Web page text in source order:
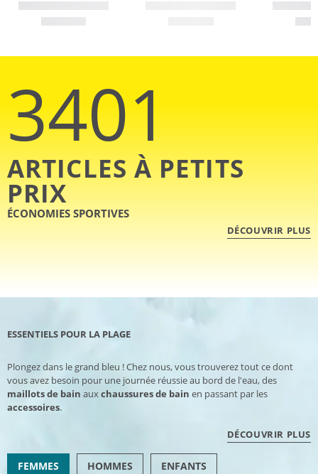
3401
ARTICLES À PETITS
PRIX
ÉCONOMIES SPORTIVES
DÉCOUVRIR PLUS
ESSENTIELS POUR LA PLAGE
Plongez dans le grand bleu ! Chez nous, vous trouverez tout ce dont
vous avez besoin pour une journée réussie au bord de l'eau, des
maillots de bain auxchaussures de bain en passant par les
accessoires.
DÉCOUVRIR PLUS
FEMMES HOMMES ENFANTS